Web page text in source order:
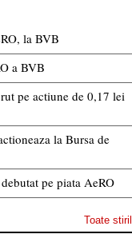
la BVB
a BVB
pe actiune de 0,17 lei
la Bursa de
pe piata AeRO
Toate